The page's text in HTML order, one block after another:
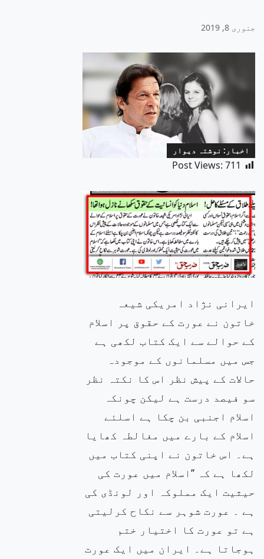
جنوری 8, 2019
اخبار: نوشتہ دیوار
Post Views: 711
ایرانی نژاد امریکی شیعہ
خاتون نے عورت کے حقوق پر اسلام
کے حوالے سے ایک کتاب لکھی ہے
جس میں مسلمانوں کے موجودہ
حالات کے پیش نظر اس کا نکتہ نظر
سو فیصد درست ہے لیکن چونکہ
اسلام اجنبی بن چکا ہے اسلئے
اسلام کے بارے میں مغالطہ کھایا
ہے۔ اس خاتون نے اپنی کتاب میں
لکھا ہے کہ ’’اسلام میں عورت کی
حیثیت ایک مملوکہ اور لونڈی کی
ہے ۔ عورت شوہر سے نکاح کرلیتی
ہے تو عورت کا اختیار ختم
ہوجاتا ہے۔ ایران میں ایک عورت